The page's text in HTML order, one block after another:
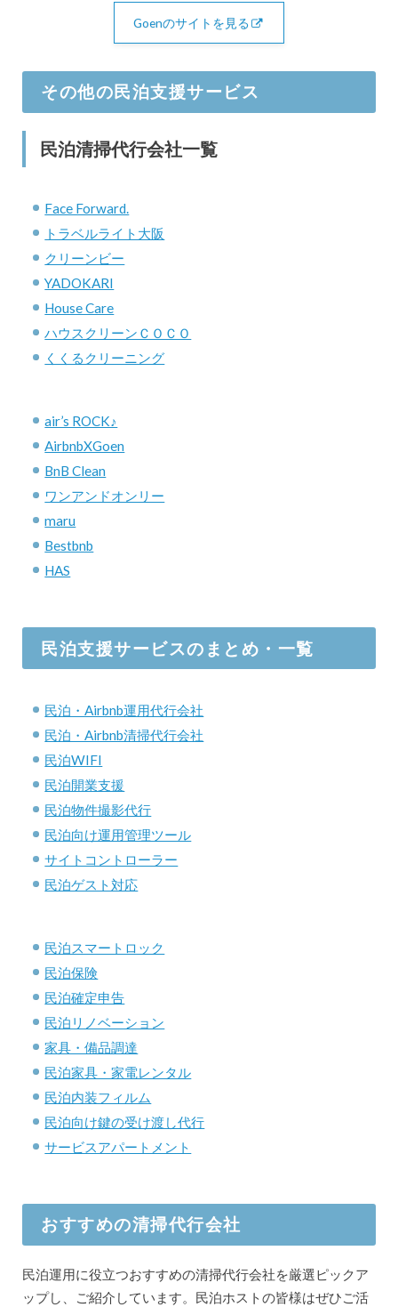
Goenのサイトを見る
その他の民泊支援サービス
民泊清掃代行会社一覧
Face Forward.
トラベルライト大阪
クリーンビー
YADOKARI
House Care
ハウスクリーンＣＯＣＯ
くくるクリーニング
air’s ROCK♪
AirbnbXGoen
BnB Clean
ワンアンドオンリー
maru
Bestbnb
HAS
民泊支援サービスのまとめ・一覧
民泊・Airbnb運用代行会社
民泊・Airbnb清掃代行会社
民泊WIFI
民泊開業支援
民泊物件撮影代行
民泊向け運用管理ツール
サイトコントローラー
民泊ゲスト対応
民泊スマートロック
民泊保険
民泊確定申告
民泊リノベーション
家具・備品調達
民泊家具・家電レンタル
民泊内装フィルム
民泊向け鍵の受け渡し代行
サービスアパートメント
おすすめの清掃代行会社
民泊運用に役立つおすすめの清掃代行会社を厳選ピックア
ップし、ご紹介しています。民泊ホストの皆様はぜひご活